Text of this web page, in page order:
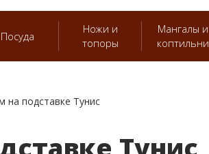
Посуда
Ножи и
топоры
Мангалы и
коптильни
на подставке Тунис